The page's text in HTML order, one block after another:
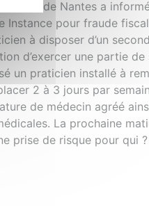
de Nantes a
Instance pour fraude
à disposer d’un
d’exercer une partie de
un praticien installé à
2 à 3 jours par
de médecin agréé ainsi
La prochaine
prise de risque pour qui ?